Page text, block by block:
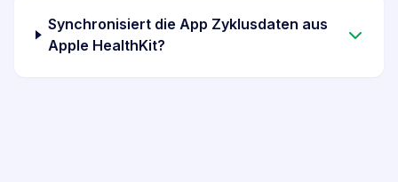
Synchronisiert die App Zyklusdaten aus
Apple HealthKit?